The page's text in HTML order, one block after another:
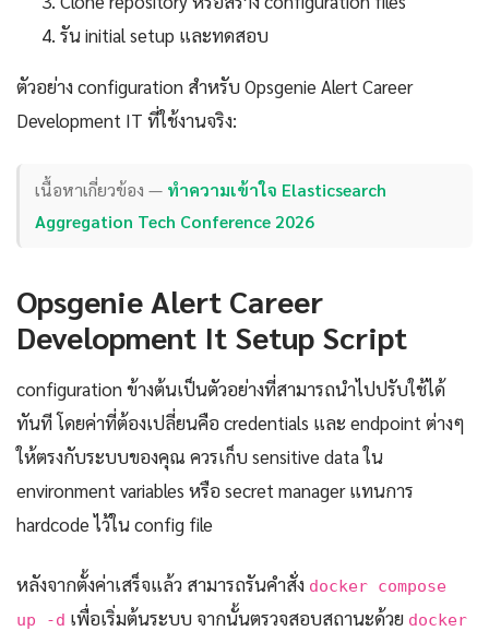
รัน initial setup และทดสอบ
ตัวอย่าง configuration สำหรับ Opsgenie Alert Career
Development IT ที่ใช้งานจริง:
เนื้อหาเกี่ยวข้อง — ทำความเข้าใจ Elasticsearch
Aggregation Tech Conference 2026
Opsgenie Alert Career
Development It Setup Script
configuration ข้างต้นเป็นตัวอย่างที่สามารถนำไปปรับใช้ได้
ทันที โดยค่าที่ต้องเปลี่ยนคือ credentials และ endpoint ต่างๆ
ให้ตรงกับระบบของคุณ ควรเก็บ sensitive data ใน
environment variables หรือ secret manager แทนการ
hardcode ไว้ใน config file
หลังจากตั้งค่าเสร็จแล้ว สามารถรันคำสั่ง docker compose
up -d เพื่อเริ่มต้นระบบ จากนั้นตรวจสอบสถานะด้วย docker